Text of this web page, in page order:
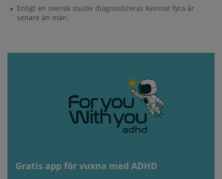
Enligt en svensk studie diagnosticeras kvinnor fyra år
senare än män.
Gratis app för vuxna med ADHD